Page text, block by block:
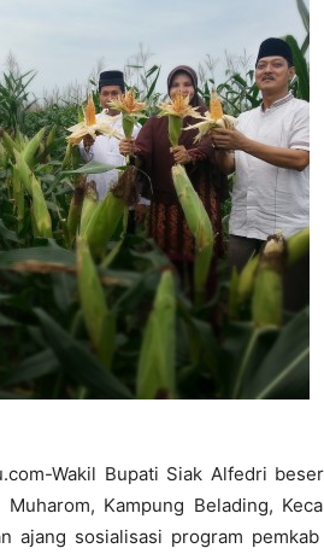
Wakil Bupati Siak Alfedri
Kampung Belading,
ajang sosialisasi program